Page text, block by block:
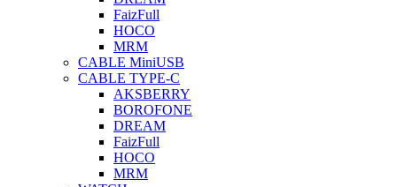
FaizFull
HOCO
MRM
CABLE MiniUSB
CABLE TYPE-C
AKSBERRY
BOROFONE
DREAM
FaizFull
HOCO
MRM